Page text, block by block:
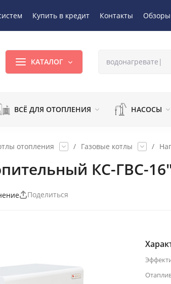
Купить в кредит Контакты
КАТАЛОГ
ВСЁ ДЛЯ ОТОПЛЕНИЯ НАСОСЫ
отопления / Газовые котлы /
КС-ГВС-
Поделиться